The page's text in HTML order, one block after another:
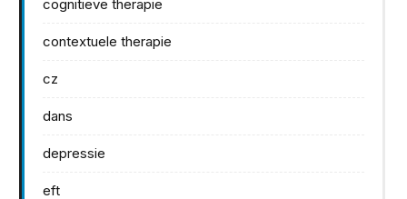
cognitieve therapie
contextuele therapie
cz
dans
depressie
eft